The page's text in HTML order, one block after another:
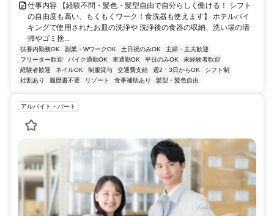
仕事内容 【経験不問・髪色・髪型自由で自分らしく働ける！ シフト
の自由度も高い、もくもくワーク！食洗器も使えます】 ホテルバイ
キングで使用されたお皿の洗浄や 洗浄後の食器の収納、洗い場の清
掃やゴミ捨...
扶養内勤務OK 副業・WワークOK 土日祝のみOK
主婦・主夫歓迎
フリーター歓迎
バイク通勤OK 車通勤OK 平日のみOK
未経験者歓迎
経験者歓迎
ネイルOK 制服貸与 交通費支給 週2・3日からOK
シフト制
社割あり
履歴書不要 リゾート 食事補助あり 髪型・髪色自由
アルバイト・パート